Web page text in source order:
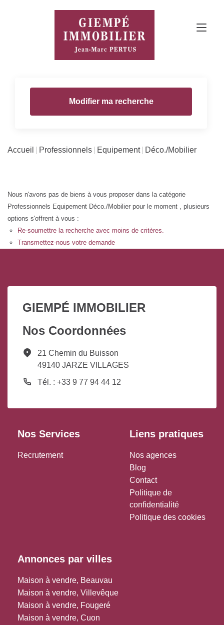
Modifier ma recherche
Accueil Professionnels Equipement Déco./Mobilier
Nous n'avons pas de biens à vous proposer dans la catégorie
Professionnels Equipement Déco./Mobilier pour le moment , plusieurs
options s'offrent à vous :
Re-soumettre la recherche avec moins de critères.
Transmettez-nous votre demande
GIEMPÉ IMMOBILIER
Nos Coordonnées
21 Chemin du Buisson
49140 JARZE VILLAGES
Tél. : +33 9 77 94 44 12
Nos Services
Recrutement
Liens pratiques
Nos agences
Blog
Contact
Politique de
confidentialité
Politique des cookies
Annonces par villes
Maison à vendre, Beauvau
Maison à vendre, Villevêque
Maison à vendre, Fougeré
Maison à vendre, Cuon